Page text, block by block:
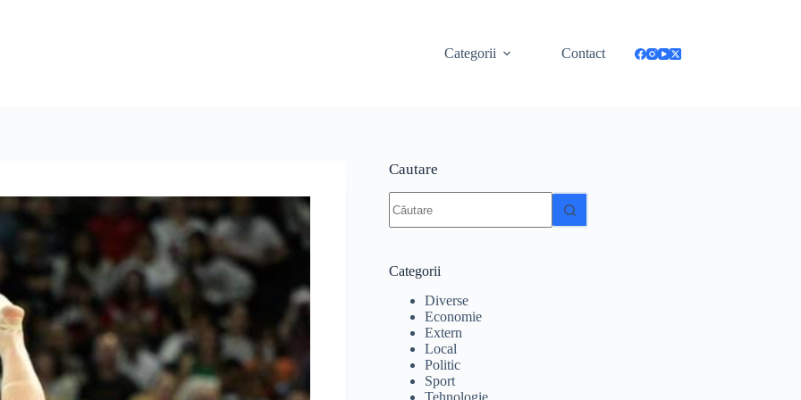
Categorii
Contact
Cautare
rezultat
Categorii
Diverse
Economie
Extern
Local
Politic
Sport
Tehnologie